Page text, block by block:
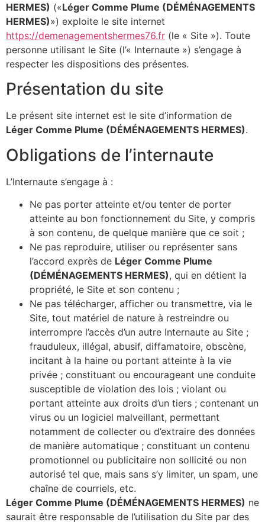
HERMES) («Léger Comme Plume (DÉMÉNAGEMENTS
HERMES)») exploite le site internet
https://demenagementshermes76.fr (le « Site »). Toute
personne utilisant le Site (l’« Internaute ») s’engage à
respecter les dispositions des présentes.
Présentation du site
Le présent site internet est le site d’information de
Léger Comme Plume (DÉMÉNAGEMENTS HERMES).
Obligations de l’internaute
L’Internaute s’engage à :
Ne pas porter atteinte et/ou tenter de porter
atteinte au bon fonctionnement du Site, y compris
à son contenu, de quelque manière que ce soit ;
Ne pas reproduire, utiliser ou représenter sans
l’accord exprès de Léger Comme Plume
(DÉMÉNAGEMENTS HERMES), qui en détient la
propriété, le Site et son contenu ;
Ne pas télécharger, afficher ou transmettre, via le
Site, tout matériel de nature à restreindre ou
interrompre l’accès d’un autre Internaute au Site ;
frauduleux, illégal, abusif, diffamatoire, obscène,
incitant à la haine ou portant atteinte à la vie
privée ; constituant ou encourageant une conduite
susceptible de violation des lois ; violant ou
portant atteinte aux droits d’un tiers ; contenant un
virus ou un logiciel malveillant, permettant
notamment de collecter ou d’extraire des données
de manière automatique ; constituant un contenu
promotionnel ou publicitaire non sollicité ou non
autorisé tel que, mais sans s’y limiter, un spam, une
chaîne de courriels, etc.
Léger Comme Plume (DÉMÉNAGEMENTS HERMES) ne
saurait être responsable de l’utilisation du Site par des